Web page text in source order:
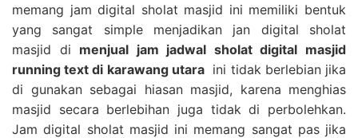
memang jam digital sholat masjid ini memiliki bentuk
yang sangat simple menjadikan jan digital sholat
masjid di menjual jam jadwal sholat digital masjid
running text di karawang utaraini tidak berlebian jika
di gunakan sebagai hiasan masjid, karena menghias
masjid secara berlebihan juga tidak di perbolehkan.
Jam digital sholat masjid ini memang sangat pas jika